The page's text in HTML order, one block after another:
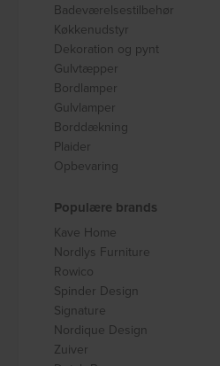
Badeværelsestilbehør
Køkkenudstyr
Dekoration og pynt
Gulvtæpper
Bordlamper
Gulvlamper
Borddækning
Plaider
Opbevaring
Populære brands
Kave Home
Nordlys Furniture
Rowico
Spinder Design
Signature
Nordique Design
Zuiver